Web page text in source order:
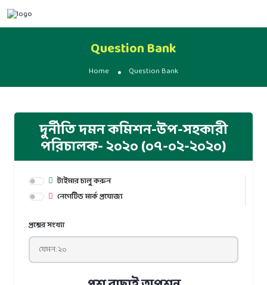
Question Bank
Home Question Bank
দুর্নীতি দমন কমিশন-উপ-সহকারী
পরিচালক- ২০২০ (০৭-০২-২০২০)
টাইমার চালু করুন
নেগেটিভ মার্ক প্রযোজ্য
প্রশ্নের সংখ্যা